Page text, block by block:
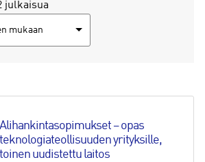
julkaisua
Alihankintasopimukset – opas
teknologiateollisuuden yrityksille,
toinen uudistettu laitos